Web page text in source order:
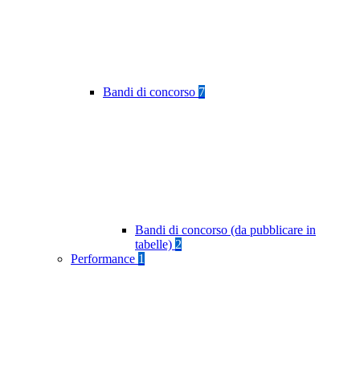
Bandi di concorso 7
Bandi di concorso (da pubblicare in
tabelle) 2
Performance 1